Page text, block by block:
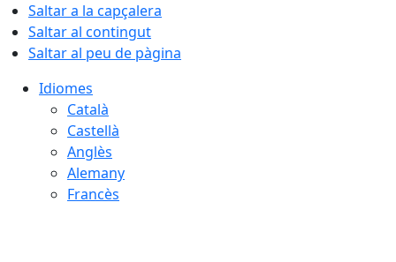
Saltar a la capçalera
Saltar al contingut
Saltar al peu de pàgina
Idiomes
Català
Castellà
Anglès
Alemany
Francès